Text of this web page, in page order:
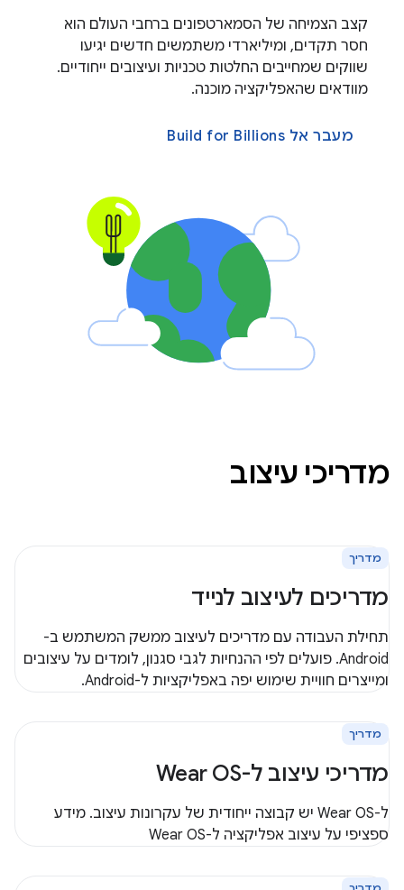
קצב הצמיחה של הסמארטפונים ברחבי העולם הוא
חסר תקדים, ומיליארדי משתמשים חדשים יגיעו
שווקים שמחייבים החלטות טכניות ועיצובים ייחודיים.
מוודאים שהאפליקציה מוכנה.
מעבר אל Build for Billions
מדריכי עיצוב
מדריך
מדריכים לעיצוב לנייד
תחילת העבודה עם מדריכים לעיצוב ממשק המשתמש ב-
Android. פועלים לפי ההנחיות לגבי סגנון, לומדים על עיצובים
ומייצרים חוויית שימוש יפה באפליקציות ל-Android.
מדריך
מדריכי עיצוב ל-Wear OS
ל-Wear OS יש קבוצה ייחודית של עקרונות עיצוב. מידע
ספציפי על עיצוב אפליקציה ל-Wear OS